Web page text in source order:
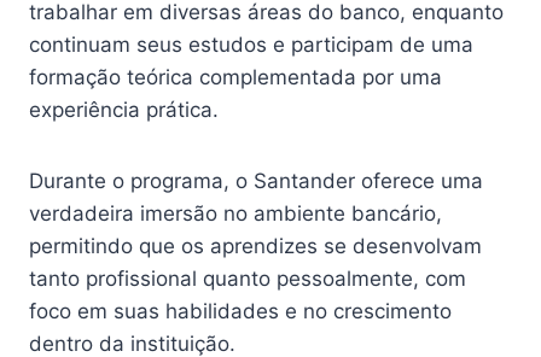
trabalhar em diversas áreas do banco, enquanto
continuam seus estudos e participam de uma
formação teórica complementada por uma
experiência prática.
Durante o programa, o Santander oferece uma
verdadeira imersão no ambiente bancário,
permitindo que os aprendizes se desenvolvam
tanto profissional quanto pessoalmente, com
foco em suas habilidades e no crescimento
dentro da instituição.